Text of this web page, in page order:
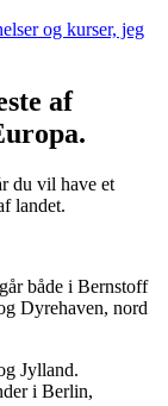
og kurser, jeg
af
du vil have et
landet.
både i Bernstoff
Dyrehaven, nord
Jylland.
i Berlin,